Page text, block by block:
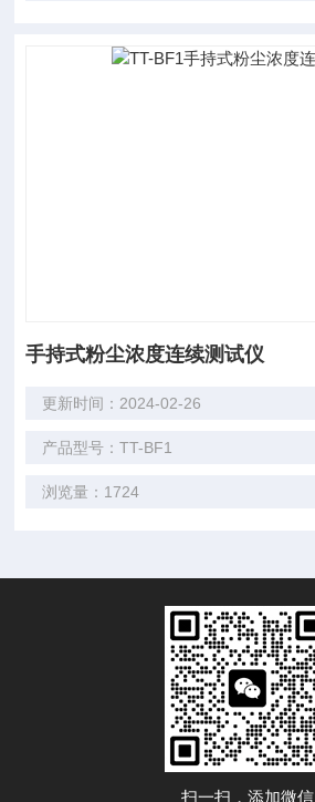
手持式粉尘浓度连续测试仪
更新时间：2024-02-26
产品型号：TT-BF1
浏览量：1724
扫一扫，添加微信